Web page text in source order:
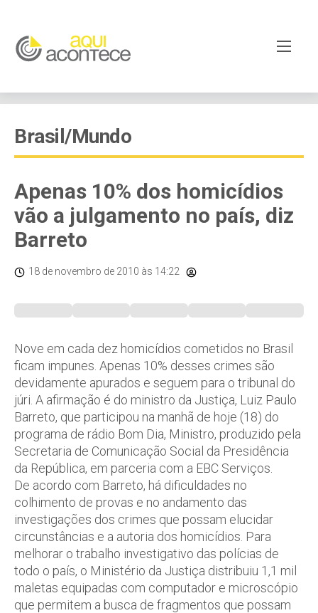
Brasil/Mundo
Apenas 10% dos homicídios
vão a julgamento no país, diz
Barreto
18 de novembro de 2010 às 14:22
Nove em cada dez homicídios cometidos no Brasil
ficam impunes. Apenas 10% desses crimes são
devidamente apurados e seguem para o tribunal do
júri. A afirmação é do ministro da Justiça, Luiz Paulo
Barreto, que participou na manhã de hoje (18) do
programa de rádio Bom Dia, Ministro, produzido pela
Secretaria de Comunicação Social da Presidência
da República, em parceria com a EBC Serviços.
De acordo com Barreto, há dificuldades no
colhimento de provas e no andamento das
investigações dos crimes que possam elucidar
circunstâncias e a autoria dos homicídios. Para
melhorar o trabalho investigativo das polícias de
todo o país, o Ministério da Justiça distribuiu 1,1 mil
maletas equipadas com computador e microscópio
que permitem a busca de fragmentos que possam